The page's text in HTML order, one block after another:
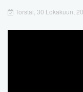
Torstai, 30 Lokakuun,